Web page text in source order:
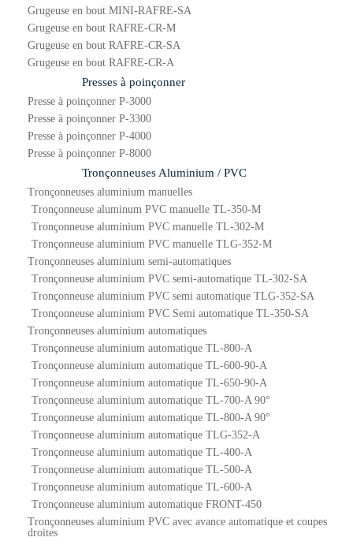
Grugeuse en bout MINI-RAFRE-SA
Grugeuse en bout RAFRE-CR-M
Grugeuse en bout RAFRE-CR-SA
Grugeuse en bout RAFRE-CR-A
Presses à poinçonner
Presse à poinçonner P-3000
Presse à poinçonner P-3300
Presse à poinçonner P-4000
Presse à poinçonner P-8000
Tronçonneuses Aluminium / PVC
Tronçonneuses aluminium manuelles
Tronçonneuse aluminum PVC manuelle TL-350-M
Tronçonneuse aluminium PVC manuelle TL-302-M
Tronçonneuse aluminium PVC manuelle TLG-352-M
Tronçonneuses aluminium semi-automatiques
Tronçonneuse aluminium PVC semi-automatique TL-302-SA
Tronçonneuse aluminium PVC semi automatique TLG-352-SA
Tronçonneuse aluminium PVC Semi automatique TL-350-SA
Tronçonneuses aluminium automatiques
Tronçonneuse aluminium automatique TL-800-A
Tronçonneuse aluminium automatique TL-600-90-A
Tronçonneuse aluminium automatique TL-650-90-A
Tronçonneuse aluminium automatique TL-700-A 90°
Tronçonneuse aluminium automatique TL-800-A 90°
Tronçonneuse aluminium automatique TLG-352-A
Tronçonneuse aluminium automatique TL-400-A
Tronçonneuse aluminium automatique TL-500-A
Tronçonneuse aluminium automatique TL-600-A
Tronçonneuse aluminium automatique FRONT-450
Tronçonneuses aluminium PVC avec avance automatique et coupes
droites